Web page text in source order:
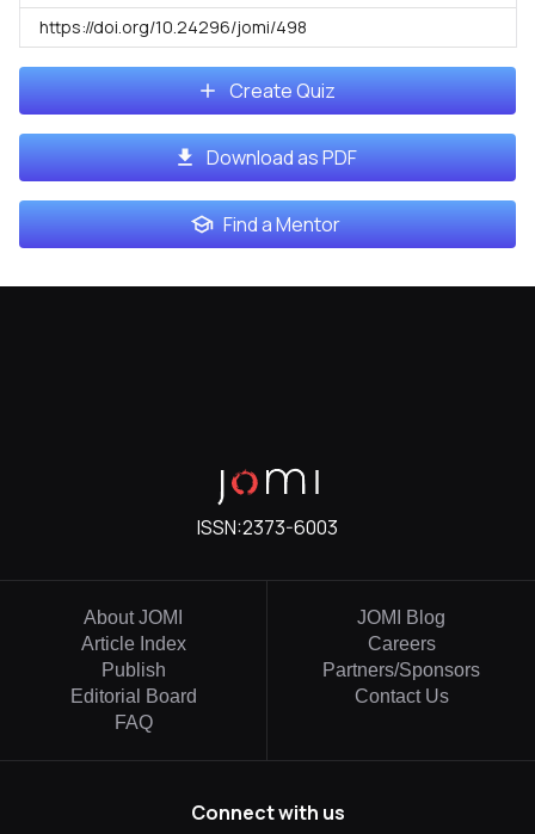
https://doi.org/10.24296/jomi/498
Create Quiz
Download as PDF
Find a Mentor
ISSN:2373-6003
About JOMI
Article Index
Publish
Editorial Board
FAQ
JOMI Blog
Careers
Partners/Sponsors
Contact Us
Connect with us